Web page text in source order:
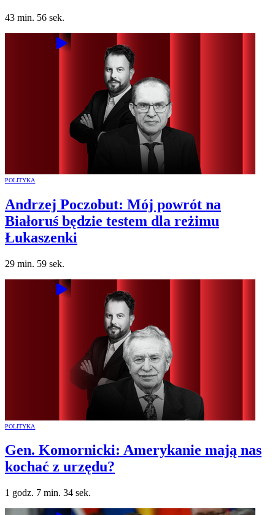
43 min. 56 sek.
POLITYKA
Andrzej Poczobut: Mój powrót na
Białoruś będzie testem dla reżimu
Łukaszenki
29 min. 59 sek.
POLITYKA
Gen. Komornicki: Amerykanie mają nas
kochać z urzędu?
1 godz. 7 min. 34 sek.